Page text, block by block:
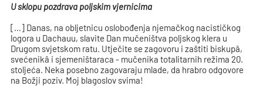
U sklopu pozdrava poljskim vjernicima
[…] Danas, na obljetnicu oslobođenja njemačkog nacističkog
logora u Dachauu, slavite Dan mučeništva poljskog klera u
Drugom svjetskom ratu. Utječite se zagovoru i zaštiti biskupâ,
svećenikâ i sjemeništaraca - mučenika totalitarnih režima 20.
stoljeća. Neka posebno zagovaraju mlade, da hrabro odgovore
na Božji poziv. Moj blagoslov svima!